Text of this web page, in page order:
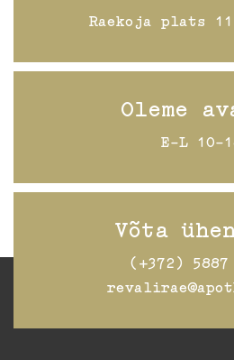
Raekoja plats
Oleme
E-L 10-
Võta
(+372) 5887